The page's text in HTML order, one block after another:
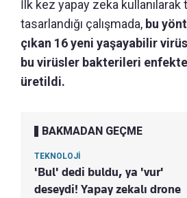
İlk kez yapay zeka kullanılarak
tasarlandığı çalışmada, bu
çıkan 16 yeni yaşayabilir
bu virüsler bakterileri
üretildi.
BAKMADAN GEÇME
TEKNOLOJİ
'Bul' dedi buldu, ya 'vur'
deseydi! Yapay zekalı drone